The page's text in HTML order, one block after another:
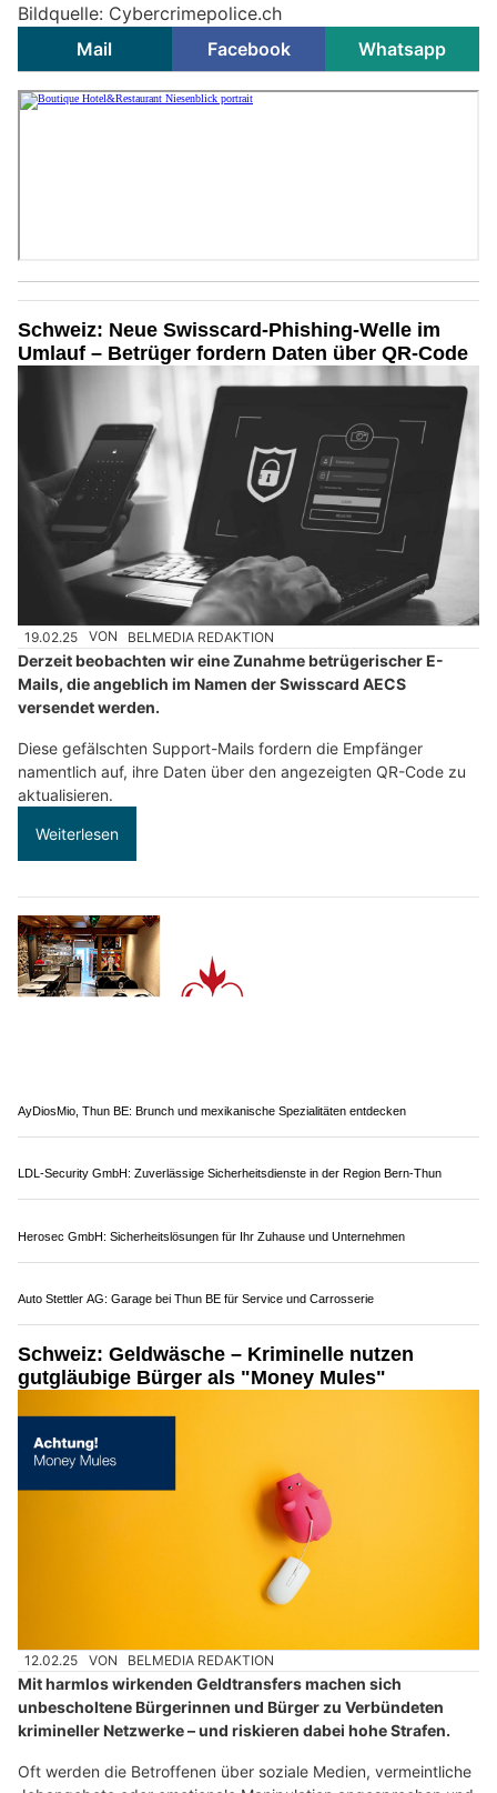
Bildquelle: Cybercrimepolice.ch
Mail
Facebook Whatsapp
Schweiz: Neue Swisscard-Phishing-Welle im
Umlauf – Betrüger fordern Daten über QR-Code
19.02.25 VON BELMEDIA REDAKTION
Derzeit beobachten wir eine Zunahme betrügerischer E-
Mails, die angeblich im Namen der Swisscard AECS
versendet werden.
Diese gefälschten Support-Mails fordern die Empfänger
namentlich auf, ihre Daten über den angezeigten QR-Code zu
aktualisieren.
Weiterlesen
AyDiosMio, Thun BE: Brunch und mexikanische Spezialitäten entdecken
LDL-Security GmbH: Zuverlässige Sicherheitsdienste in der Region Bern-Thun
Herosec GmbH: Sicherheitslösungen für Ihr Zuhause und Unternehmen